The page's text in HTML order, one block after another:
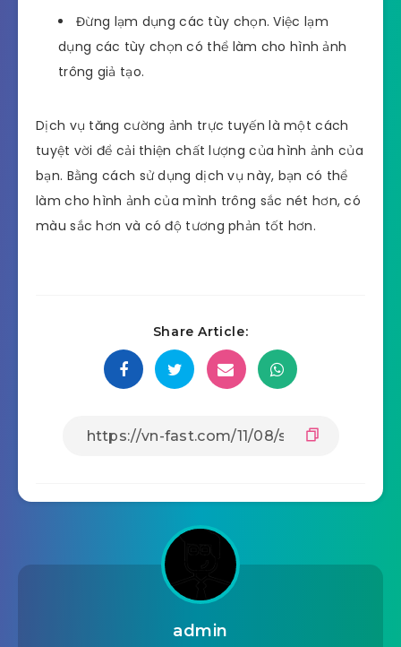
Đừng lạm dụng các tùy chọn. Việc lạm
dụng các tùy chọn có thể làm cho hình ảnh
trông giả tạo.
Dịch vụ tăng cường ảnh trực tuyến là một cách
tuyệt vời để cải thiện chất lượng của hình ảnh của
bạn. Bằng cách sử dụng dịch vụ này, bạn có thể
làm cho hình ảnh của mình trông sắc nét hơn, có
màu sắc hơn và có độ tương phản tốt hơn.
Share Article:
admin